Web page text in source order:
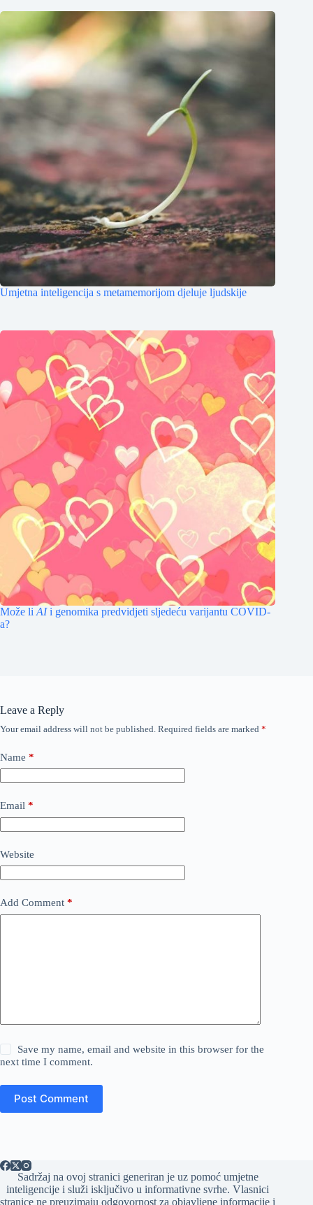
Umjetna inteligencija s metamemorijom djeluje ljudskije
Može li AIi genomika predvidjeti sljedeću varijantu COVID-
a?
Leave a Reply
Your email address will not be published. Required fields are marked *
Name *
Email *
Website
Add Comment *
Save my name, email and website in this browser for the
next time I comment.
Post Comment
Sadržaj na ovoj stranici generiran je uz pomoć umjetne
inteligencije i služi isključivo u informativne svrhe. Vlasnici
stranice ne preuzimaju odgovornost za objavljene informacije i